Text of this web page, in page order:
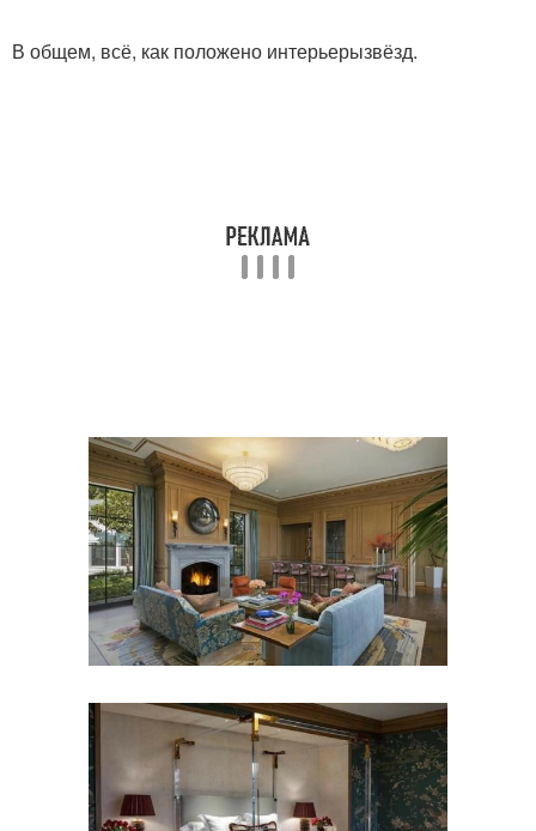
В общем, всё, как положено интерьерызвёзд.